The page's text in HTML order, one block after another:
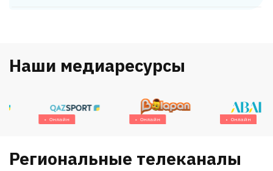
Наши медиаресурсы
Региональные телеканалы